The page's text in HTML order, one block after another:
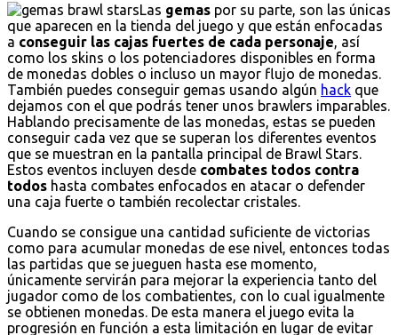
Las gemas por su parte, son las únicas
que aparecen en la tienda del juego y que están enfocadas
a conseguir las cajas fuertes de cada personaje , así
como los skins o los potenciadores disponibles en forma
de monedas dobles o incluso un mayor flujo de monedas.
También puedes conseguir gemas usando algún hack que
dejamos con el que podrás tener unos brawlers imparables.
Hablando precisamente de las monedas, estas se pueden
conseguir cada vez que se superan los diferentes eventos
que se muestran en la pantalla principal de Brawl Stars.
Estos eventos incluyen desde combates todos contra
todos hasta combates enfocados en atacar o defender
una caja fuerte o también recolectar cristales.
Cuando se consigue una cantidad suficiente de victorias
como para acumular monedas de ese nivel, entonces todas
las partidas que se jueguen hasta ese momento,
únicamente servirán para mejorar la experiencia tanto del
jugador como de los combatientes, con lo cual igualmente
se obtienen monedas. De esta manera el juego evita la
progresión en función a esta limitación en lugar de evitar